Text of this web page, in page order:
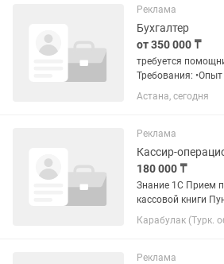
Реклама
Бухгалтер
от 350 000 ₸
требуется
Требования:
•Знание 1С 8.3,
реализацией (счет 1210)
Астана, сегодня
Реклама
Кассир-
180 000 ₸
Знание 1С Прием платежей Введение
кассовой книги Пунктуальность
Ответственность
Карабулак (Турк.
Реклама